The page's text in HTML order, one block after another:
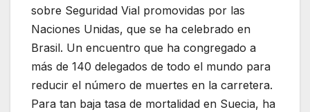
sobre Seguridad Vial promovidas por las
Naciones Unidas, que se ha celebrado en
Brasil. Un encuentro que ha congregado a
más de 140 delegados de todo el mundo para
reducir el número de muertes en la carretera.
Para tan baja tasa de mortalidad en Suecia, ha